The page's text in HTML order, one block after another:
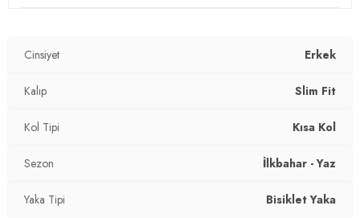
Cinsiyet Erkek
Kalıp Slim Fit
Kol Tipi Kısa Kol
Sezon İlkbahar - Yaz
Yaka Tipi Bisiklet Yaka